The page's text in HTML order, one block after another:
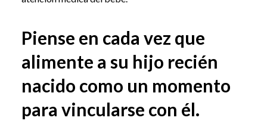
Piense en cada vez que
alimente a su hijo recién
nacido como un momento
para vincularse con él.